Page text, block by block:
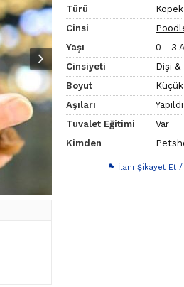
Türü
Cinsi
Yaşı
0 - 3
Cinsiyeti
Dişi &
Boyut
Aşıları
Yapıldı
Tuvalet Eğitimi
Var
Kimden
İlanı Şikayet Et